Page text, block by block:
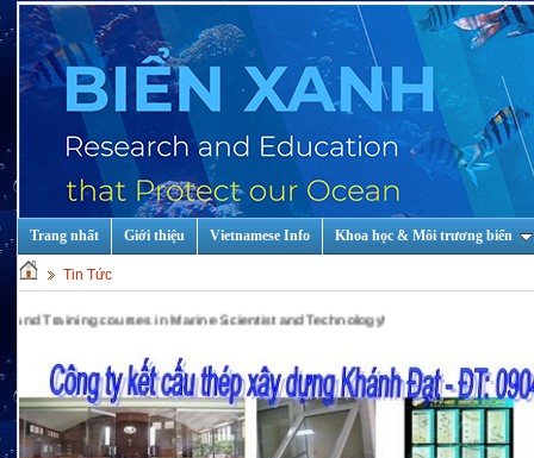
Trang nhất Giới thiệu Vietnamese Info Khoa học & Môi trương biển
Tin Tức
courses in Marine Scientist and Technology!